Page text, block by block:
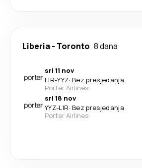
Liberia- Toronto 8 dana
sri 11 nov
LIR-YYZ· Bez presjedanja
Porter Airlines
sri 18 nov
YYZ-LIR· Bez presjedanja
Porter Airlines